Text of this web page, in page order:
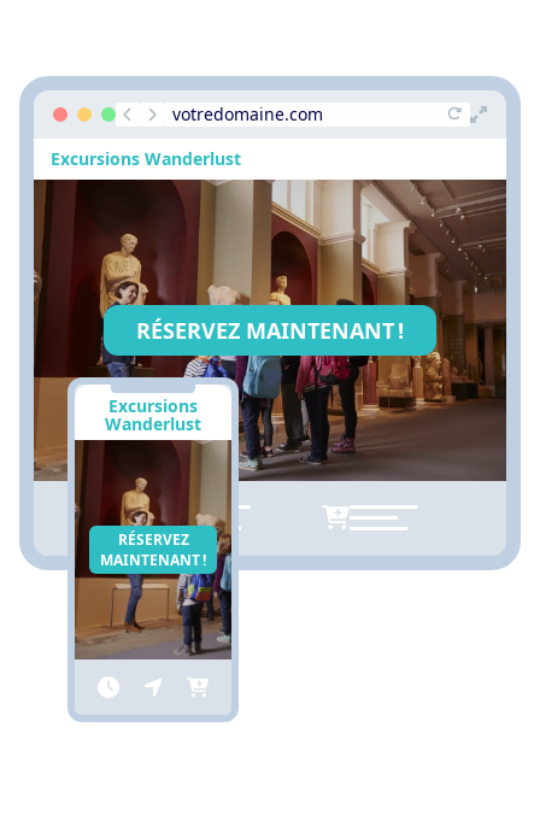
votredomaine.com
Excursions Wanderlust
RÉSERVEZ MAINTENANT !
Excursions
Wanderlust
RÉSERVEZ
MAINTENANT !